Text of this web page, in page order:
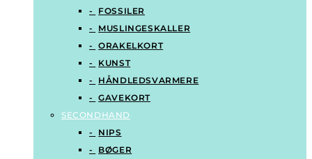
FOSSILER
MUSLINGESKALLER
ORAKELKORT
KUNST
HÅNDLEDSVARMERE
GAVEKORT
SECONDHAND
NIPS
BØGER